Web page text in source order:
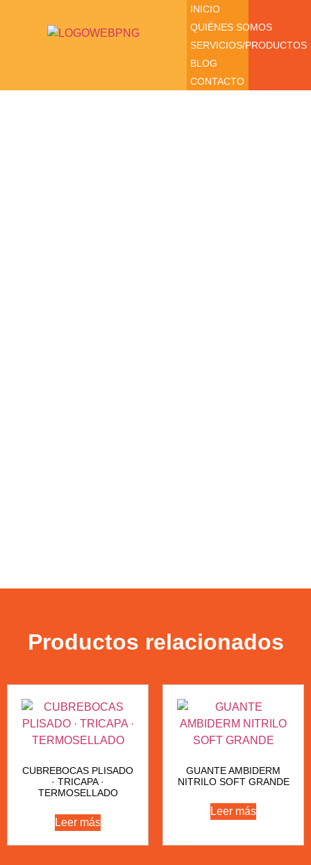
INICIO
QUIÉNES SOMOS
SERVICIOS/PRODUCTOS
BLOG
CONTACTO
Productos relacionados
CUBREBOCAS PLISADO
· TRICAPA ·
TERMOSELLADO
Leer más
GUANTE AMBIDERM
NITRILO SOFT GRANDE
Leer más